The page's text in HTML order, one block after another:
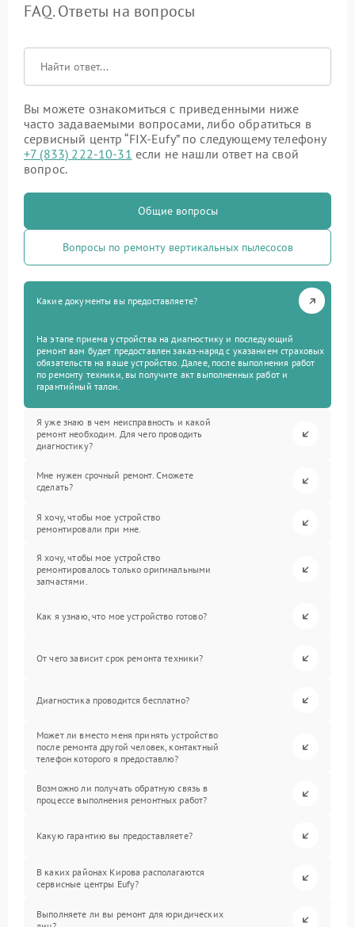
FAQ. Ответы на вопросы
Вы можете ознакомиться с приведенными ниже
часто задаваемыми вопросами, либо обратиться в
сервисный центр “FIX-Eufy” по следующему телефону
+7 (833) 222-10-31 если не нашли ответ на свой
вопрос.
Общие вопросы
Вопросы по ремонту вертикальных пылесосов
Какие документы вы предоставляете?
На этапе приема устройства на диагностику и последующий
ремонт вам будет предоставлен заказ-наряд с указанием страховых
обязательств на ваше устройство. Далее, после выполнения работ
по ремонту техники, вы получите акт выполненных работ и
гарантийный талон.
Я уже знаю в чем неисправность и какой
ремонт необходим. Для чего проводить
диагностику?
Мне нужен срочный ремонт. Сможете
сделать?
Я хочу, чтобы мое устройство
ремонтировали при мне.
Я хочу, чтобы мое устройство
ремонтировалось только оригинальными
запчастями.
Как я узнаю, что мое устройство готово?
От чего зависит срок ремонта техники?
Диагностика проводится бесплатно?
Может ли вместо меня принять устройство
после ремонта другой человек, контактный
телефон которого я предоставлю?
Возможно ли получать обратную связь в
процессе выполнения ремонтных работ?
Какую гарантию вы предоставляете?
В каких районах Кирова располагаются
сервисные центры Eufy?
Выполняете ли вы ремонт для юридических